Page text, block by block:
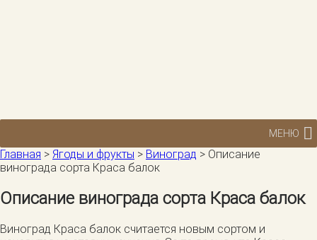
МЕНЮ
Главная > Ягоды и фрукты > Виноград > Описание
винограда сорта Краса балок
Описание винограда сорта Краса балок
Виноград Краса балок считается новым сортом и